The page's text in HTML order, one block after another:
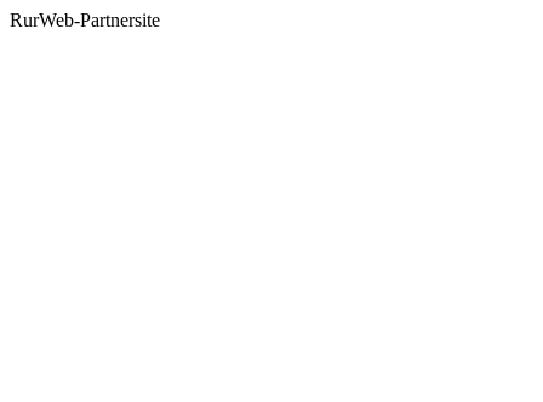
RurWeb-Partnersite